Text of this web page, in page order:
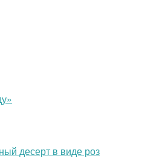
десерт в виде роз